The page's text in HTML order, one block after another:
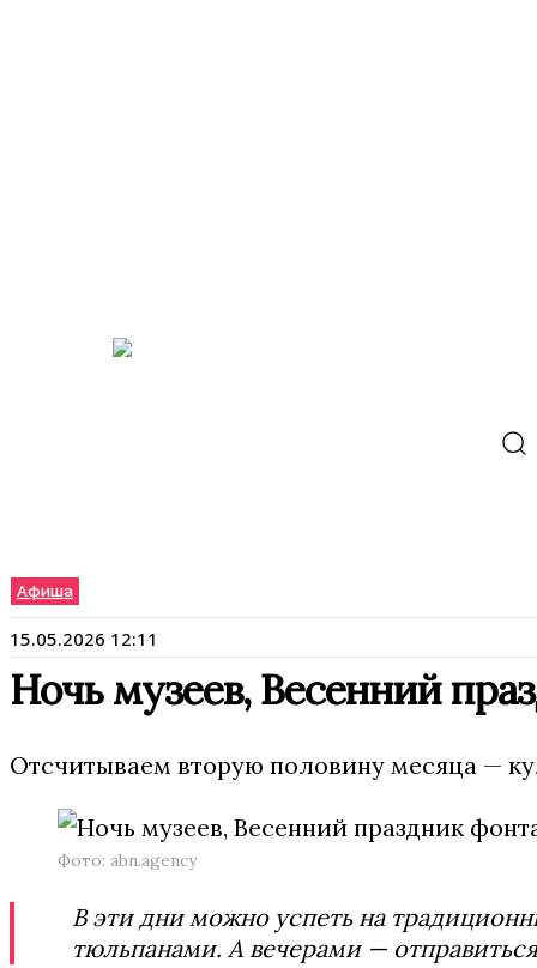
Афиша
15.05.2026 12:11
Ночь музеев, Весенний
Отсчитываем вторую половину месяца —
Фото: abn.agency
В эти дни можно успеть на
тюльпанами. А вечерами —